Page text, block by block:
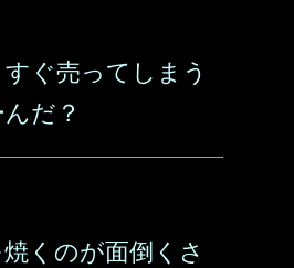
ぐ売ってしまう
だ？
くのが面倒くさ